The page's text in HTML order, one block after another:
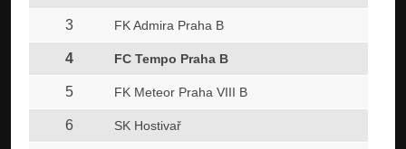
3 FK Admira Praha B
4 FC Tempo Praha B
5 FK Meteor Praha VIII B
6 SK Hostivař